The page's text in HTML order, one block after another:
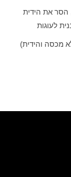
את הידית
לעוגות